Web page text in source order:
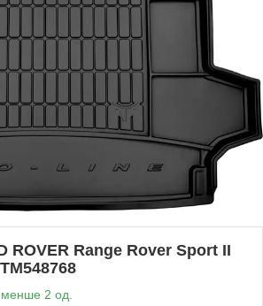
ROVER Range Rover Sport II
менше 2 од.